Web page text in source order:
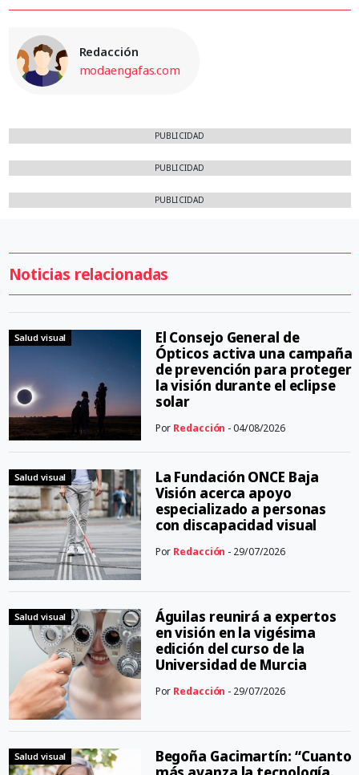
Redacción
modaengafas.com
PUBLICIDAD
PUBLICIDAD
PUBLICIDAD
Noticias relacionadas
Salud visual
El Consejo General de
Ópticos activa una campaña
de prevención para proteger
la visión durante el eclipse
solar
Por Redacción - 04/08/2026
Salud visual
La Fundación ONCE Baja
Visión acerca apoyo
especializado a personas
con discapacidad visual
Por Redacción - 29/07/2026
Salud visual
Águilas reunirá a expertos
en visión en la vigésima
edición del curso de la
Universidad de Murcia
Por Redacción - 29/07/2026
Salud visual
Begoña Gacimartín: “Cuanto